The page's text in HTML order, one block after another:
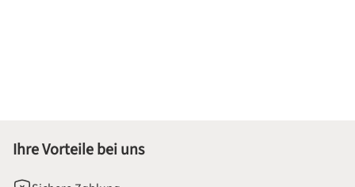
Ihre Vorteile bei uns